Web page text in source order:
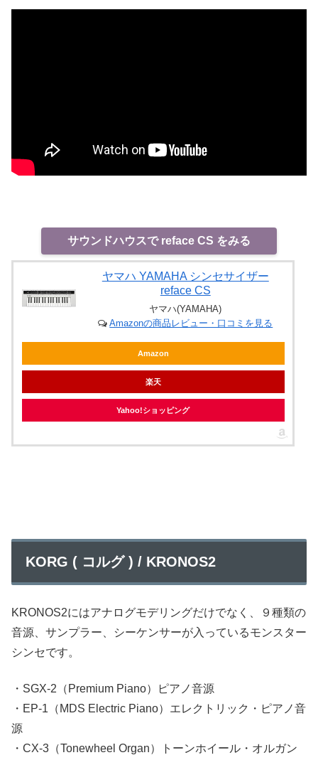
サウンドハウスで reface CS をみる
ヤマハ YAMAHA シンセサイザー
reface CS
ヤマハ(YAMAHA)
Amazonの商品レビュー・口コミを見る
Amazon
楽天
Yahoo!ショッピング
KORG ( コルグ ) / KRONOS2
KRONOS2にはアナログモデリングだけでなく、９種類の
音源、サンプラー、シーケンサーが入っているモンスター
シンセです。
・SGX-2（Premium Piano）ピアノ音源
・EP-1（MDS Electric Piano）エレクトリック・ピアノ音
源
・CX-3（Tonewheel Organ）トーンホイール・オルガン